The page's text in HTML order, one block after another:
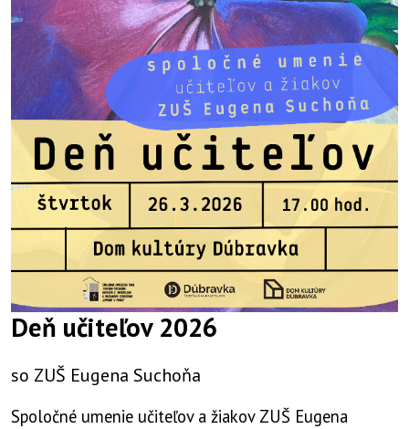
Deň učiteľov 2026
so ZUŠ Eugena Suchoňa
Spoločné umenie učiteľov a žiakov ZUŠ Eugena